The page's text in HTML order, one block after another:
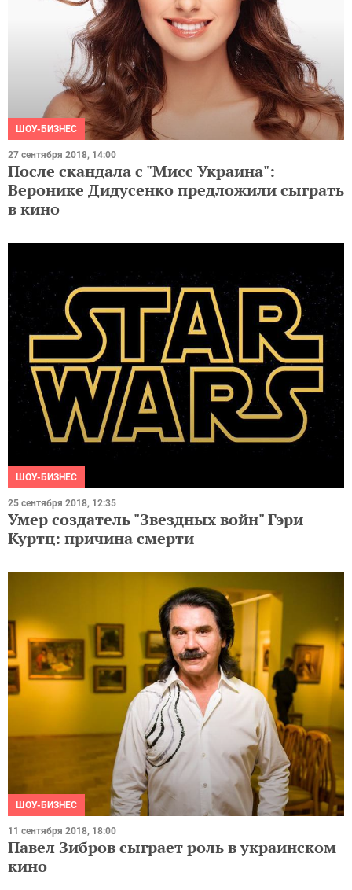
ШОУ-БИЗНЕС
27 сентября 2018, 14:00
После скандала с "Мисс Украина":
Веронике Дидусенко предложили сыграть
в кино
ШОУ-БИЗНЕС
25 сентября 2018, 12:35
Умер создатель "Звездных войн" Гэри
Куртц: причина смерти
ШОУ-БИЗНЕС
11 сентября 2018, 18:00
Павел Зибров сыграет роль в украинском
кино